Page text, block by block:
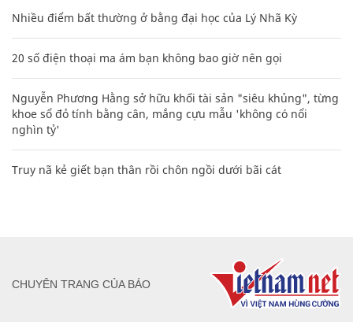
Nhiều điểm bất thường ở bằng đại học của Lý Nhã Kỳ
20 số điện thoại ma ám bạn không bao giờ nên gọi
Nguyễn Phương Hằng sở hữu khối tài sản "siêu khủng", từng
khoe sổ đỏ tính bằng cân, mắng cựu mẫu 'không có nổi
nghìn tỷ'
Truy nã kẻ giết bạn thân rồi chôn ngồi dưới bãi cát
CHUYÊN TRANG CỦA BÁO